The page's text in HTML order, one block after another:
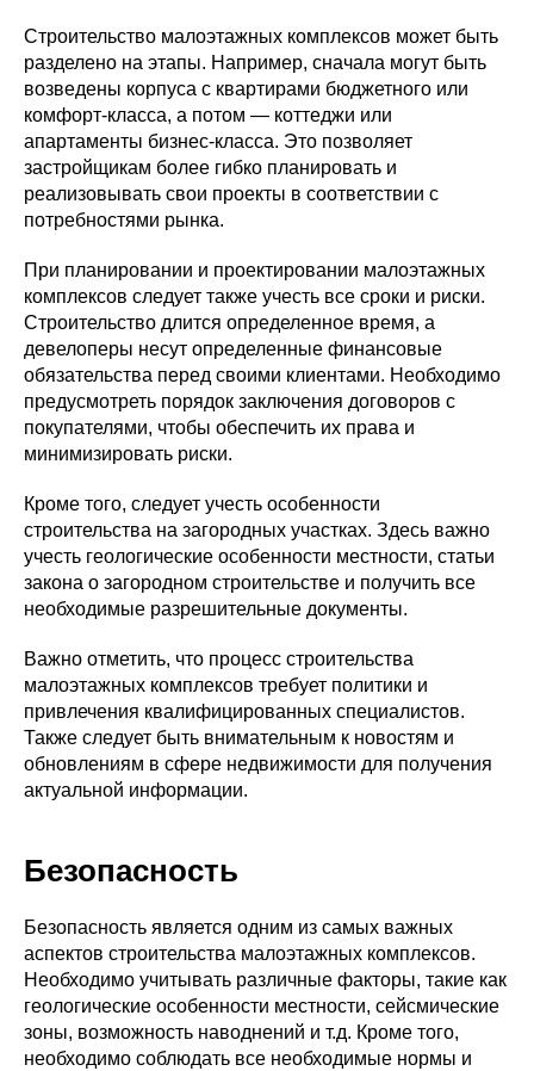
Строительство малоэтажных комплексов может быть
разделено на этапы. Например, сначала могут быть
возведены корпуса с квартирами бюджетного или
комфорт-класса, а потом — коттеджи или
апартаменты бизнес-класса. Это позволяет
застройщикам более гибко планировать и
реализовывать свои проекты в соответствии с
потребностями рынка.
При планировании и проектировании малоэтажных
комплексов следует также учесть все сроки и риски.
Строительство длится определенное время, а
девелоперы несут определенные финансовые
обязательства перед своими клиентами. Необходимо
предусмотреть порядок заключения договоров с
покупателями, чтобы обеспечить их права и
минимизировать риски.
Кроме того, следует учесть особенности
строительства на загородных участках. Здесь важно
учесть геологические особенности местности, статьи
закона о загородном строительстве и получить все
необходимые разрешительные документы.
Важно отметить, что процесс строительства
малоэтажных комплексов требует политики и
привлечения квалифицированных специалистов.
Также следует быть внимательным к новостям и
обновлениям в сфере недвижимости для получения
актуальной информации.
Безопасность
Безопасность является одним из самых важных
аспектов строительства малоэтажных комплексов.
Необходимо учитывать различные факторы, такие как
геологические особенности местности, сейсмические
зоны, возможность наводнений и т.д. Кроме того,
необходимо соблюдать все необходимые нормы и